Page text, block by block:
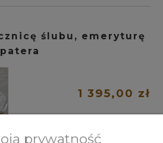
ślubu, emeryturę
1 395,00 zł
prywatność